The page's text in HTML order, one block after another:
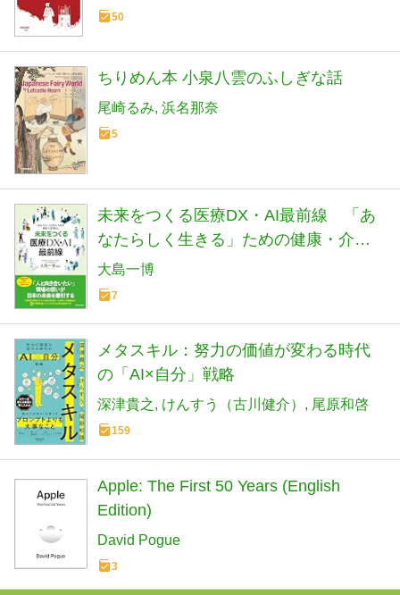
50
ちりめん本 小泉八雲のふしぎな話
尾崎るみ 浜名那奈
5
未来をつくる医療DX・AI最前線 「あ
なたらしく生きる」ための健康・介
護・暮らし
大島一博
7
メタスキル：努力の価値が変わる時代
の「AI×自分」戦略
深津貴之 けんすう（古川健介） 尾原和啓
159
Apple: The First 50 Years (English
Edition)
David Pogue
3